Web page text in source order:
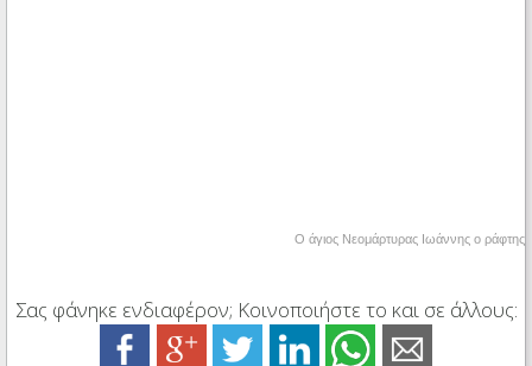
Ο άγιος Νεομάρτυρας Ιωάννης ο ράφτης
Σας φάνηκε ενδιαφέρον; Κοινοποιήστε το και σε άλλους: